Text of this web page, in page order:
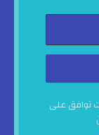
توافق على